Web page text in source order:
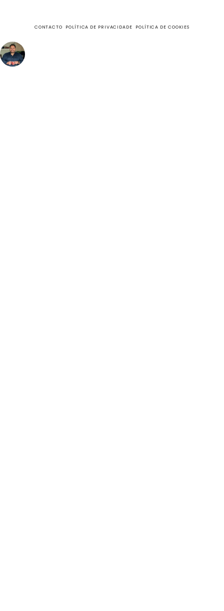
CONTACTO POLÍTICA DE PRIVACIDADE POLÍTICA DE COOKIES